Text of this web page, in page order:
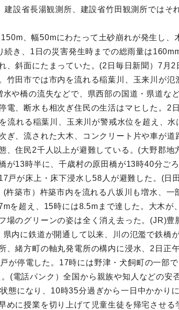
設省長湯観測所、建設省竹田観測所ではそ
、幅50mにわたって土砂崩れが発生し
き、1日の災害発生時までの総雨量は
、斜面にたまっていた。(2日毎日新聞）7月
竹田市では市内を流れる稲葉川、玉来川が
や橋の流失などで、県西部の国道・県道な
電、断水も相次ぎ住民の生活はマヒした。2
流れる稲葉川、玉来川が警戒水位を超え、
ぎ、流された大木、コンクリート片や車が
、住民2千人以上が避難している。(大野郡
が13時半に、千歳村の原田橋が13時40分ご
戸が床上・床下浸水し58人が避難した。(日
杵築市）杵築市内を流れる八坂川も増水、
を超え、15時には8.5mまで達した。大木が
場のグリーンの姿は全く消え去った。(JR)
内に鉄道が開通して以来、川の氾濫で鉄橋
、緒方町の軸丸発電所の構内に浸水、2日正
が停電した。17時には野津・犬飼町の一部
(電話パンク）全国から親族や知人などの安
態になり、10時35分過ぎから一日中かかり
めに授業を切り上げて児童生徒を帰宅させ